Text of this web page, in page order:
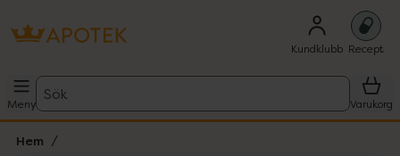
Kundklubb Recept
Meny
Sök
Varukorg
Hem